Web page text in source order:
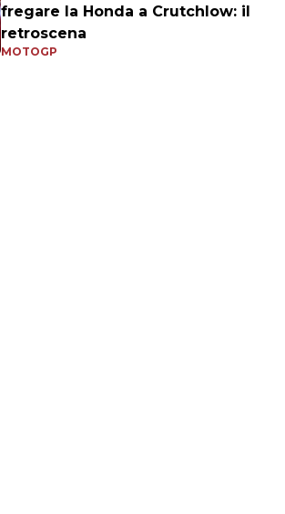
fregare la Honda a Crutchlow: il
retroscena
MOTOGP